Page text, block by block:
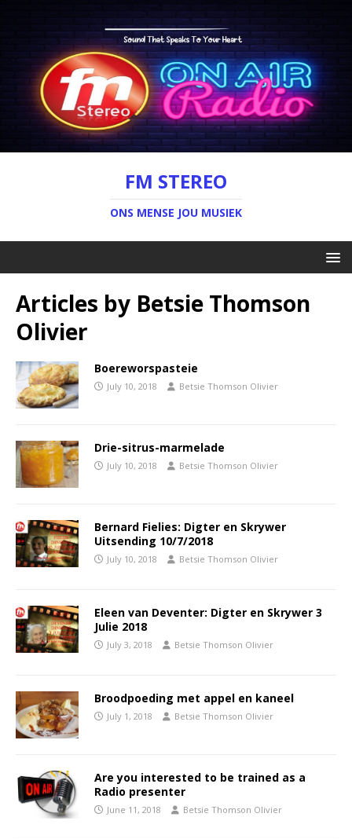
FM STEREO
ONS MENSE JOU MUSIEK
Articles by Betsie Thomson
Olivier
Boereworspasteie
July 10, 2018 Betsie Thomson Olivier
Drie-sitrus-marmelade
July 10, 2018 Betsie Thomson Olivier
Bernard Fielies: Digter en Skrywer
Uitsending 10/7/2018
July 10, 2018 Betsie Thomson Olivier
Eleen van Deventer: Digter en Skrywer 3
Julie 2018
July 3, 2018 Betsie Thomson Olivier
Broodpoeding met appel en kaneel
July 1, 2018 Betsie Thomson Olivier
Are you interested to be trained as a
Radio presenter
June 11, 2018 Betsie Thomson Olivier